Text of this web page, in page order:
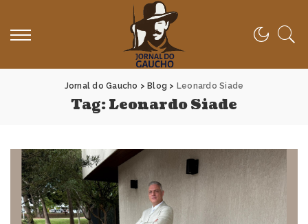
Jornal do Gaucho > Blog > Leonardo Siade
Tag:Leonardo Siade